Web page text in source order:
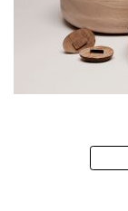
Navigation